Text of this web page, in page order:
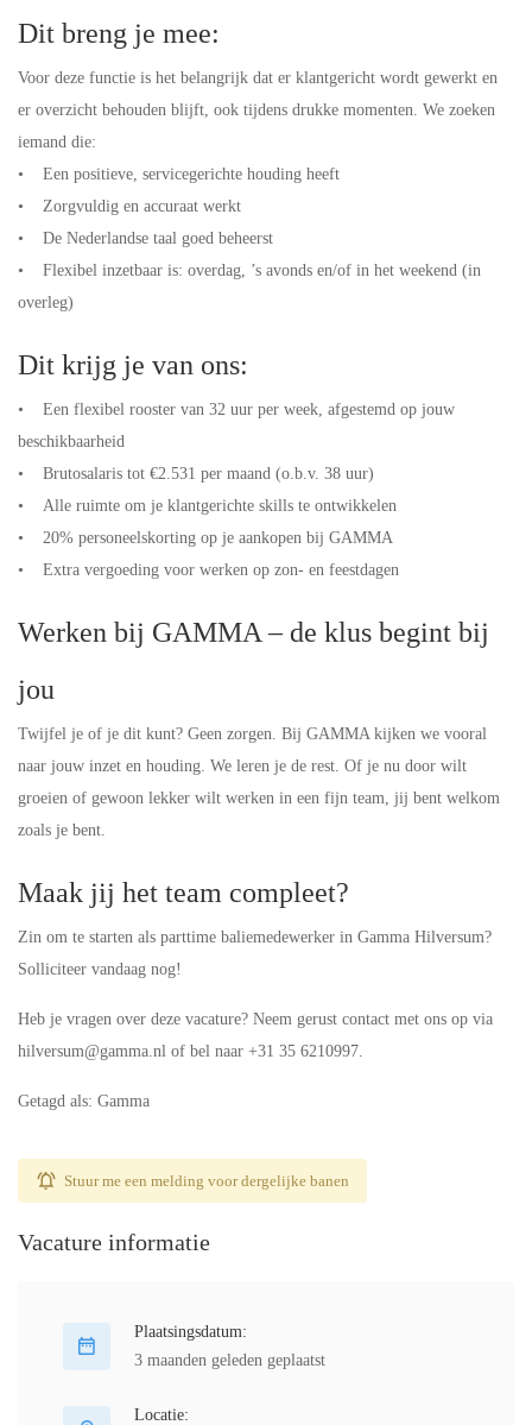
Dit breng je mee:
Voor deze functie is het belangrijk dat er klantgericht wordt gewerkt en
er overzicht behouden blijft, ook tijdens drukke momenten. We zoeken
iemand die:
• Een positieve, servicegerichte houding heeft
• Zorgvuldig en accuraat werkt
• De Nederlandse taal goed beheerst
• Flexibel inzetbaar is: overdag, ’s avonds en/of in het weekend (in
overleg)
Dit krijg je van ons:
• Een flexibel rooster van 32 uur per week, afgestemd op jouw
beschikbaarheid
• Brutosalaris tot €2.531 per maand (o.b.v. 38 uur)
• Alle ruimte om je klantgerichte skills te ontwikkelen
• 20% personeelskorting op je aankopen bij GAMMA
• Extra vergoeding voor werken op zon- en feestdagen
Werken bij GAMMA – de klus begint bij
jou
Twijfel je of je dit kunt? Geen zorgen. Bij GAMMA kijken we vooral
naar jouw inzet en houding. We leren je de rest. Of je nu door wilt
groeien of gewoon lekker wilt werken in een fijn team, jij bent welkom
zoals je bent.
Maak jij het team compleet?
Zin om te starten als parttime baliemedewerker in Gamma Hilversum?
Solliciteer vandaag nog!
Heb je vragen over deze vacature? Neem gerust contact met ons op via
hilversum@gamma.nl of bel naar +31 35 6210997.
Getagd als: Gamma
Stuur me een melding voor dergelijke banen
Vacature informatie
Plaatsingsdatum:
3 maanden geleden geplaatst
Locatie: